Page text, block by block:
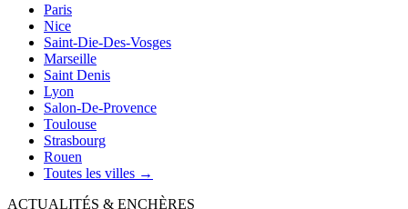
Paris
Nice
Saint-Die-Des-Vosges
Marseille
Saint Denis
Lyon
Salon-De-Provence
Toulouse
Strasbourg
Rouen
Toutes les villes →
ACTUALITÉS & ENCHÈRES